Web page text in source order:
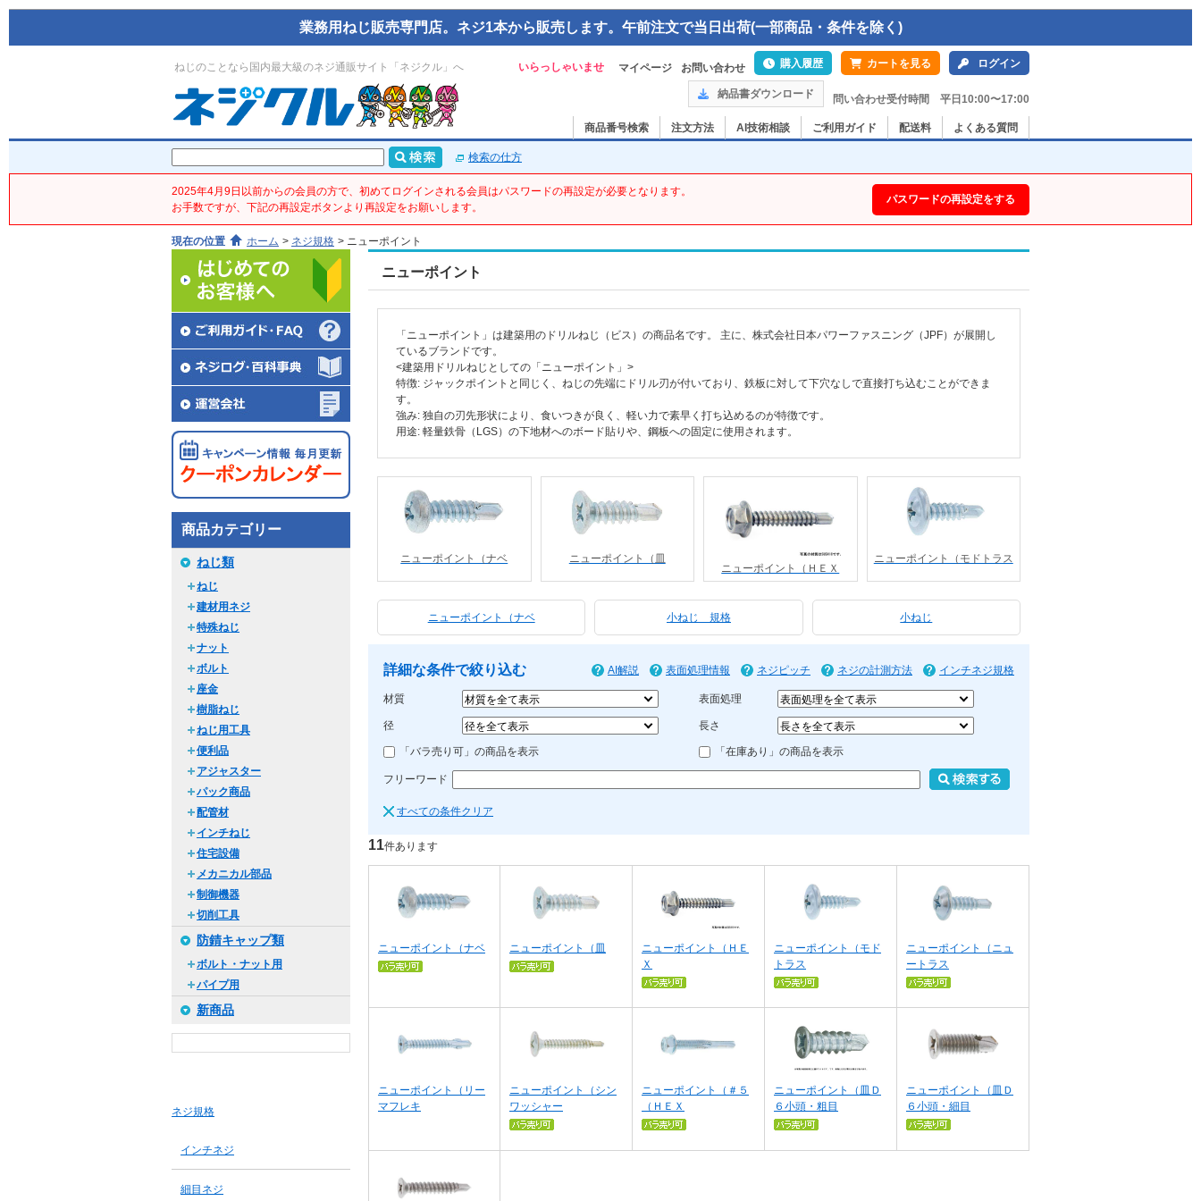
業務用ねじ販売専門店。ネジ1本から販売します。午前注文で当日出荷(一部商品・条件を除く)
ねじのことなら国内最大級のネジ通販サイト「ネジクル」へ いらっしゃいませ マイページ お問い合わせ 購入履歴 カートを見る ログイン
納品書ダウンロード 問い合わせ受付時間 平日10:00〜17:00
商品番号検索 注文方法 AI技術相談 ご利用ガイド 配送料 よくある質問
検索の仕方
2025年4月9日以前からの会員の方で、初めてログインされる会員はパスワードの再設定が必要となります。
お手数ですが、下記の再設定ボタンより再設定をお願いします。
パスワードの再設定をする
現在の位置 ホーム > ネジ規格 > ニューポイント
商品カテゴリー
ねじ類
ねじ
建材用ネジ
特殊ねじ
ナット
ボルト
座金
樹脂ねじ
ねじ用工具
便利品
アジャスター
パック商品
配管材
インチねじ
住宅設備
メカニカル部品
制御機器
切削工具
防錆キャップ類
ボルト・ナット用
パイプ用
新商品
ネジ規格
インチネジ
細目ネジ
ニューポイント
「ニューポイント」は建築用のドリルねじ（ビス）の商品名です。 主に、株式会社日本パワーファスニング（JPF）が展開し
ているブランドです。
<建築用ドリルねじとしての「ニューポイント」>
特徴: ジャックポイントと同じく、ねじの先端にドリル刃が付いており、鉄板に対して下穴なしで直接打ち込むことができま
す。
強み: 独自の刃先形状により、食いつきが良く、軽い力で素早く打ち込めるのが特徴です。
用途: 軽量鉄骨（LGS）の下地材へのボード貼りや、鋼板への固定に使用されます。
ニューポイント（ナベ
ニューポイント（皿
ニューポイント（ＨＥＸ
ニューポイント（モドトラス
ニューポイント（ナベ 小ねじ 規格 小ねじ
詳細な条件で絞り込む AI解説 表面処理情報 ネジピッチ ネジの計測方法 インチネジ規格
材質 表面処理
径 長さ
「バラ売り可」の商品を表示 「在庫あり」の商品を表示
フリーワード
すべての条件クリア
11件あります
ニューポイント（ナベ ニューポイント（皿
ニューポイント（ＨＥ
Ｘ
ニューポイント（モド
トラス
ニューポイント（ニュ
ートラス
ニューポイント（リー
マフレキ
ニューポイント（シン
ワッシャー
ニューポイント（＃５
（ＨＥＸ
ニューポイント（皿Ｄ
６小頭・粗目
ニューポイント（皿Ｄ
６小頭・細目